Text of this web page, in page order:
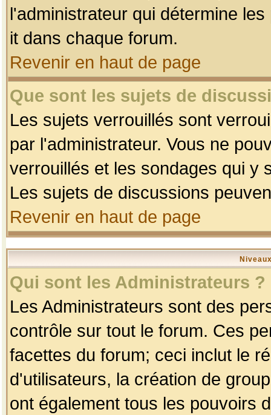
l'administrateur qui détermine
it dans chaque forum.
Revenir en haut de page
Que sont les sujets de
Les sujets verrouillés sont
par l'administrateur. Vous ne
verrouillés et les sondages qui y
Les sujets de discussions
Revenir en haut de page
Qui sont les Administrateurs ?
Les Administrateurs sont des
contrôle sur tout le forum. Ces
facettes du forum; ceci inclut le
d'utilisateurs, la création de
ont également tous les pouvoirs